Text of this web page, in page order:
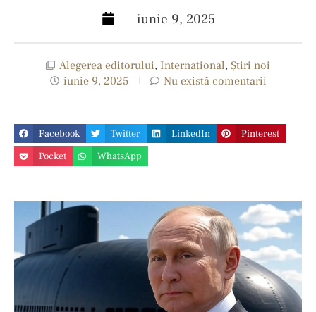
iunie 9, 2025
Alegerea editorului, International, Ştiri noi
iunie 9, 2025
Nu există comentarii
Facebook Twitter LinkedIn
Pinterest
Pocket
WhatsApp